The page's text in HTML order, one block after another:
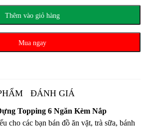
Thêm vào giỏ hàng
Mua ngay
ĐÁNH GIÁ
Topping 6 Ngăn Kèm Nắp
cho các bạn bán đồ ăn vặt, trà sữa, bánh